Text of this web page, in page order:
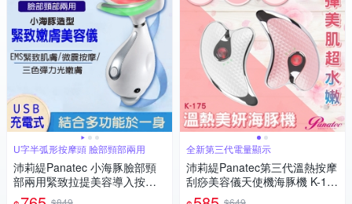
U字半弧形按摩頭 臉部頸部兩用
沛莉緹Panatec 小海豚臉部頸
部兩用緊致拉提美容導入按摩
儀 K-295
全新第三代電量顯示
沛莉緹Panatec第三代溫熱按摩
刮痧美容儀天使機海豚機 K-17